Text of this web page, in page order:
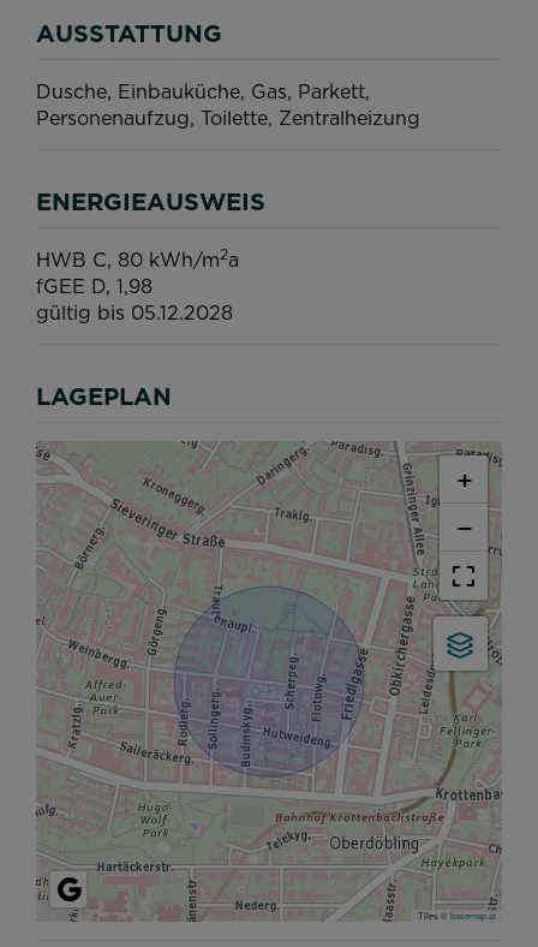
AUSSTATTUNG
Dusche Einbauküche Gas Parkett
Personenaufzug Toilette Zentralheizung
ENERGIEAUSWEIS
HWB C, 80 kWh/m2a
fGEE D, 1,98
gültig bis 05.12.2028
LAGEPLAN
+
−
Tiles ©basemap.at